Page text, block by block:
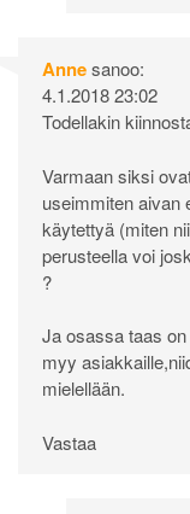
Annesanoo:
4.1.2018 23:02
Todellakin
Varmaan siksi
useimmiten aivan
käytettyä (miten
perusteella voi
?
Ja osassa taas
myy
mielellään.
Vastaa